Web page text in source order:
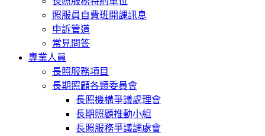
照服員自費班開課訊息
申訴管道
常見問答
專業人員
長照服務項目
長期照顧各類委員會
長照機構爭議處理會
長期照顧推動小組
長照服務爭議調處會